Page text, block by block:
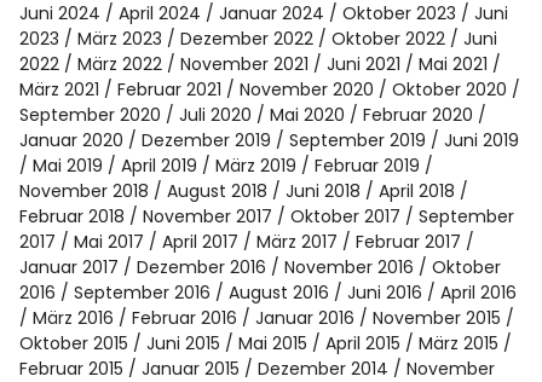
Juni 2024 April 2024 Januar 2024 Oktober 2023
Juni
2023
März 2023 Dezember 2022 Oktober 2022
Juni
2022
März 2022 November 2021 Juni 2021
Mai 2021
März 2021
Februar 2021 November 2020
Oktober 2020
September 2020
Juli 2020 Mai 2020
Februar 2020
Januar 2020
Dezember 2019 September 2019
Juni 2019
Mai 2019
April 2019 März 2019
Februar 2019
November 2018
August 2018 Juni 2018
April 2018
Februar 2018
November 2017 Oktober 2017
September
2017
Mai 2017 April 2017 März 2017
Februar 2017
Januar 2017
Dezember 2016 November 2016
Oktober
2016
September 2016 August 2016 Juni 2016
April 2016
März 2016
Februar 2016 Januar 2016
November 2015
Oktober 2015
Juni 2015 Mai 2015 April 2015
März 2015
Februar 2015
Januar 2015 Dezember 2014
November